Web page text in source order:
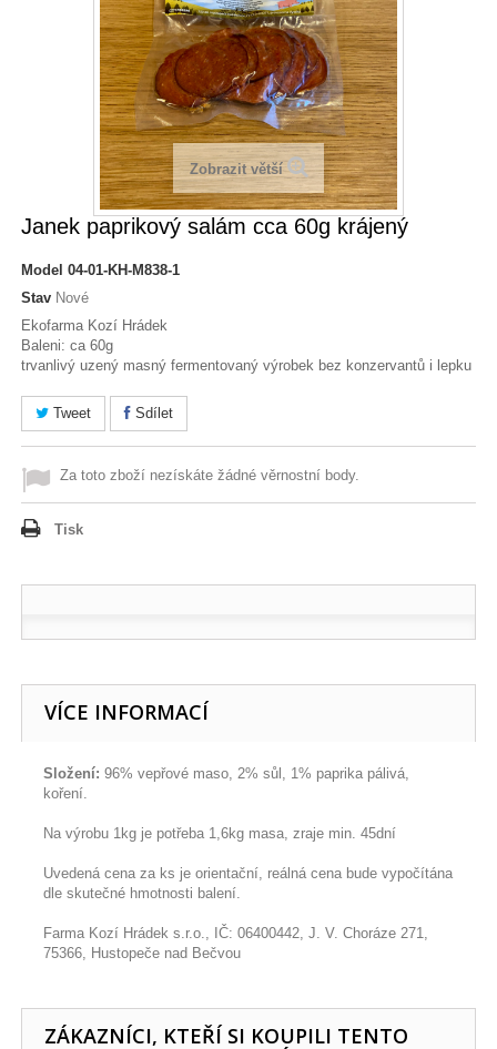
Zobrazit větší
Janek paprikový salám cca 60g krájený
Model 04-01-KH-M838-1
Stav Nové
Ekofarma Kozí Hrádek
Baleni: ca 60g
trvanlivý uzený masný fermentovaný výrobek bez konzervantů i lepku
Tweet Sdílet
Za toto zboží nezískáte žádné věrnostní body.
Tisk
VÍCE INFORMACÍ
Složení:96% vepřové maso, 2% sůl, 1% paprika pálivá,
koření.
Na výrobu 1kg je potřeba 1,6kg masa, zraje min. 45dní
Uvedená cena za ks je orientační, reálná cena bude vypočítána
dle skutečné hmotnosti balení.
Farma Kozí Hrádek s.r.o., IČ: 06400442, J. V. Choráze 271,
75366, Hustopeče nad Bečvou
ZÁKAZNÍCI, KTEŘÍ SI KOUPILI TENTO